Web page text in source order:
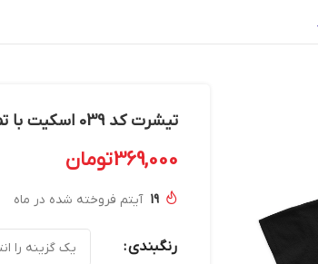
تیشرت کد 039 اسکیت با تم رنگی آبی
369,000تومان
19 آیتم فروخته شده در ماه
رنگبندی